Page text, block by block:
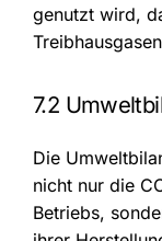
genutzt wird,
7.2
Die
nicht nur die
Betriebs,